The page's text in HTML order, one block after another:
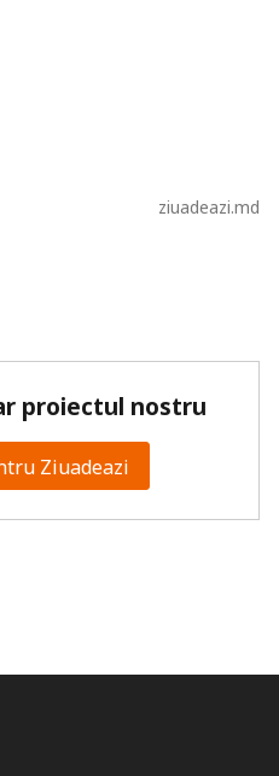
ziuadeazi.md
proiectul nostru
Ziuadeazi